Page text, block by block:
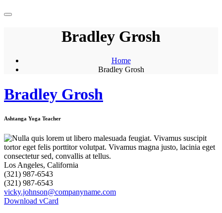
Bradley Grosh
Home
Bradley Grosh
Bradley Grosh
Ashtanga Yoga Teacher
Los Angeles, California
(321) 987-6543
(321) 987-6543
vicky.johnson@companyname.com
Download vCard